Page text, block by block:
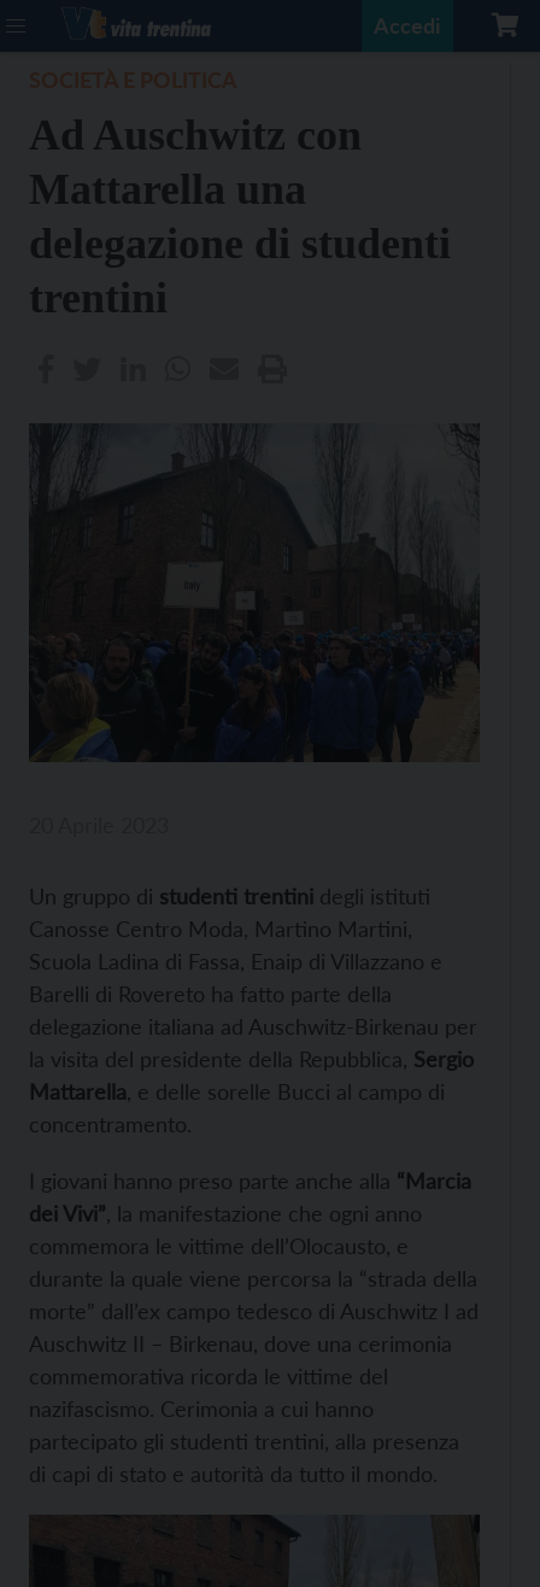
Accedi
Ad Auschwitz con
Mattarella una
delegazione di studenti
trentini
Un gruppo di studenti trentini degli istituti
Canosse Centro Moda, Martino Martini,
Scuola Ladina di Fassa, Enaip di Villazzano e
Barelli di Rovereto ha fatto parte della
delegazione italiana ad Auschwitz-Birkenau per
la visita del presidente della Repubblica, Sergio
Mattarella , e delle sorelle Bucci al campo di
concentramento.
I giovani hanno preso parte anche alla “Marcia
dei Vivi” , la manifestazione che ogni anno
commemora le vittime dell’Olocausto, e
durante la quale viene percorsa la “strada della
morte” dall’ex campo tedesco di Auschwitz I ad
Auschwitz II – Birkenau, dove una cerimonia
commemorativa ricorda le vittime del
nazifascismo. Cerimonia a cui hanno
partecipato gli studenti trentini, alla presenza
di capi di stato e autorità da tutto il mondo.